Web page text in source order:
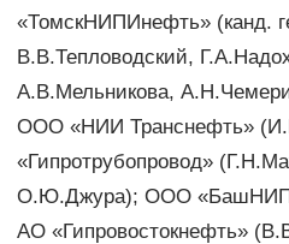
«ТомскНИПИнефть» (канд.
В.В.Тепловодский,
А.В.Мельникова,
ООО «НИИ Транснефть»
«Гипротрубопровод»
О.Ю.Джура); ООО
АО «Гипровостокнефть»